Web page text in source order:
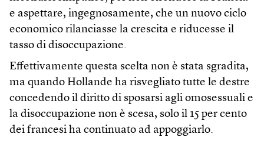
e aspettare, ingegnosamente, che un nuovo ciclo
economico rilanciasse la crescita e riducesse il
tasso di disoccupazione.
Effettivamente questa scelta non è stata sgradita,
ma quando Hollande ha risvegliato tutte le destre
concedendo il diritto di sposarsi agli omosessuali e
la disoccupazione non è scesa, solo il 15 per cento
dei francesi ha continuato ad appoggiarlo.